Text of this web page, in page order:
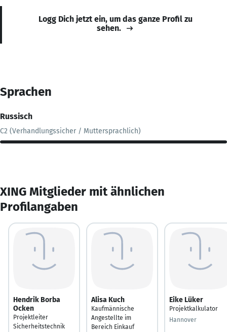
Logg Dich jetzt ein, um das ganze Profil zu
sehen.
Sprachen
Russisch
C2 (Verhandlungssicher / Muttersprachlich)
XING Mitglieder mit ähnlichen
Profilangaben
Hendrik Borba
Ocken
Projektleiter
Sicherheitstechnik
Alisa Kuch
Kaufmännische
Angestellte im
Bereich Einkauf
Eike Lüker
Projektkalkulator
Hannover